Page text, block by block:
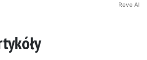
Reve AI